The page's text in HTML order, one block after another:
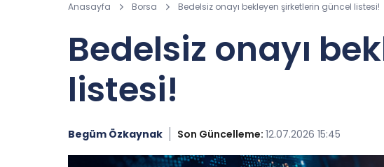
Anasayfa Borsa Bedelsiz onayı bekleyen şirketlerin güncel listesi!
Bedelsiz onayı
listesi!
Begüm Özkaynak Son Güncelleme: 12.07.2026 15:45